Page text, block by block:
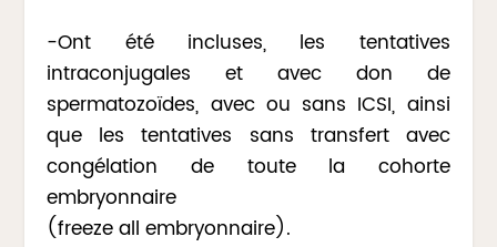
-Ont été incluses, les tentatives
intraconjugales et avec don de
spermatozoïdes, avec ou sans ICSI, ainsi
que les tentatives sans transfert avec
congélation de toute la cohorte
embryonnaire
(freeze all embryonnaire).